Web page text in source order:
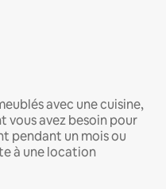
avec une cuisine,
vous avez besoin pour
pendant un mois ou
à une location